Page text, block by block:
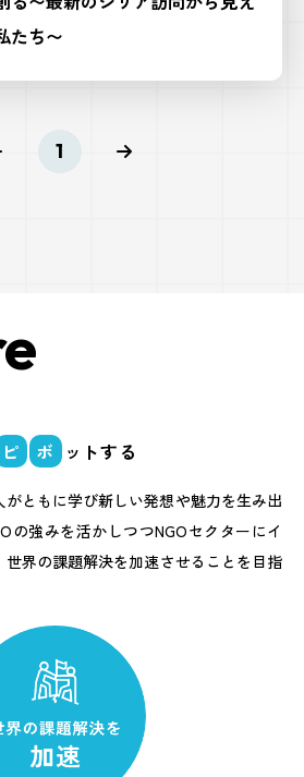
たち〜
1
ピ ボ ットする
がともに学び新しい発想や魅力を生み出
の強みを活かしつつNGOセクターにイ
世界の課題解決を加速させることを目指